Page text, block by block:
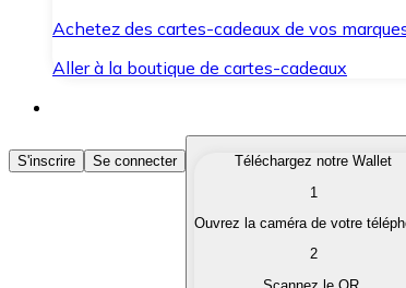
Achetez des cartes-cadeaux de vos
Aller à la boutique de cartes-cadeaux
Acheter des Cryptomonnaies
Achetez les cryptomonnaies qui vous
Convertissez vos cryptomonnaies en
S'inscrire Se connecter
Téléchargez notre Wallet
1
Ouvrez la caméra de votre
2